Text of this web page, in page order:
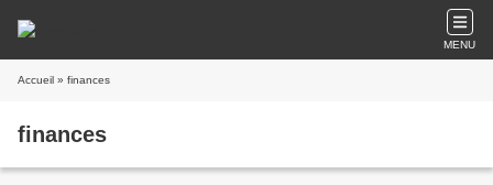
MENU
Accueil » finances
finances